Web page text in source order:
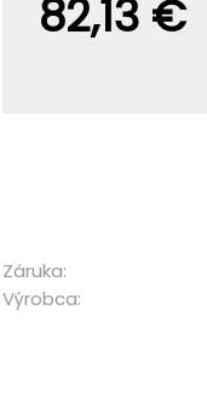
82,13 €
Záruka:
Výrobca: